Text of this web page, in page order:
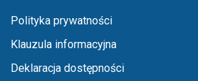
Menu stopka
Polityka prywatności
Klauzula informacyjna
Deklaracja dostępności